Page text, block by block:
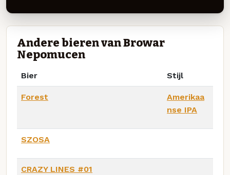
Andere bieren van Browar
Nepomucen
Bier Stijl
Forest
Amerikaa
nse IPA
SZOSA
CRAZY LINES #01